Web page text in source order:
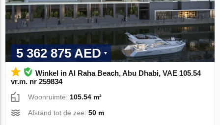
5 362 875 AED
Winkel in Al Raha Beach, Abu Dhabi, VAE 105.54
vr.m. nr 259834
Woonruimte:105.54 m²
Afstand tot de zee:50 m